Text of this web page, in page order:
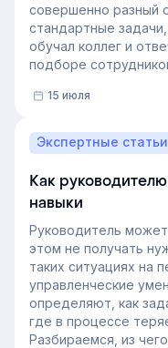
совершенно разный
стандартные
обучал коллег и
подборе
В этой статье
и внутренних
искать полностью
развивать нужные
15 июля
Экспертные статьи
Как
навыки
Руководитель
этом не получать
таких ситуациях на
управленческие
определяют, как
где в процессе
Разбираемся, из